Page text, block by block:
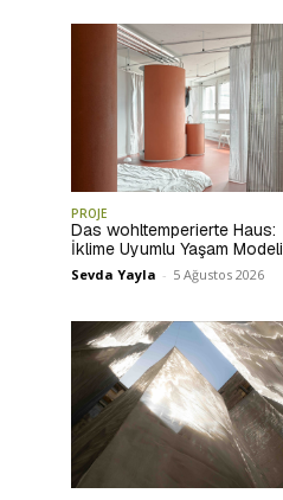
PROJE
Das wohltemperierte Haus:
İklime Uyumlu Yaşam Modeli
Sevda Yayla - 5 Ağustos 2026